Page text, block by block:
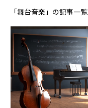
「舞台音楽」の記事一覧